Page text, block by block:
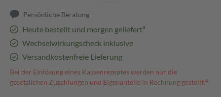
Persönliche Beratung
Heute bestellt und morgen geliefert³
Wechselwirkungscheck inklusive
Versandkostenfreie Lieferung
Bei der Einlösung eines Kassenrezeptes werden nur die
gesetzlichen Zuzahlungen und Eigenanteile in Rechnung gestellt.⁴